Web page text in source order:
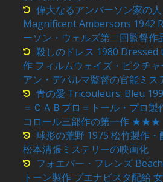
偉大なるアンバーソン家の
Magnificent Ambersons 1942
ーソン・ウェルズ第二回監督作
殺しのドレス 1980 Dressed
作 フィルムウェイズ・ピクチ
アン・デパルマ監督の官能ミス
青の愛 Tricouleurs: Bleu
＝ＣＡＢプロ＝トール・プロ製
コロール三部作の第一作 ★★★
球形の荒野 1975 松竹製作・
松本清張ミステリーの映画化
フォエバー・フレンズ
トーン製作 ブエナビスタ配給